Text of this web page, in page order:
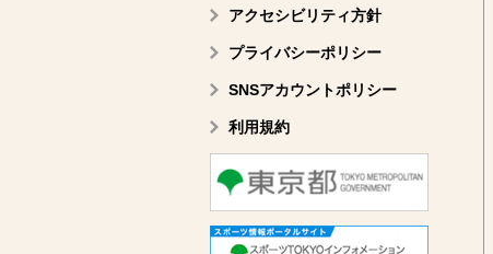
アクセシビリティ方針
プライバシーポリシー
SNSアカウントポリシー
利用規約